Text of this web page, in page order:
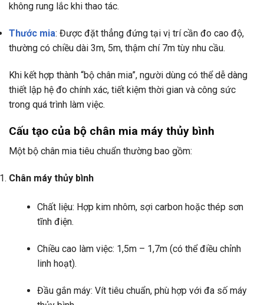
không rung lắc khi thao tác.
Thước mia: Được đặt thẳng đứng tại vị trí cần đo cao độ,
thường có chiều dài 3m, 5m, thậm chí 7m tùy nhu cầu.
Khi kết hợp thành “bộ chân mia”, người dùng có thể dễ dàng
thiết lập hệ đo chính xác, tiết kiệm thời gian và công sức
trong quá trình làm việc.
Cấu tạo của bộ chân mia máy thủy bình
Một bộ chân mia tiêu chuẩn thường bao gồm:
Chân máy thủy bình
Chất liệu: Hợp kim nhôm, sợi carbon hoặc thép sơn
tĩnh điện.
Chiều cao làm việc: 1,5m – 1,7m (có thể điều chỉnh
linh hoạt).
Đầu gắn máy: Vít tiêu chuẩn, phù hợp với đa số máy